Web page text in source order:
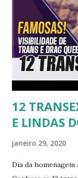
12
E LINDAS
janeiro 29, 2020
Dia da